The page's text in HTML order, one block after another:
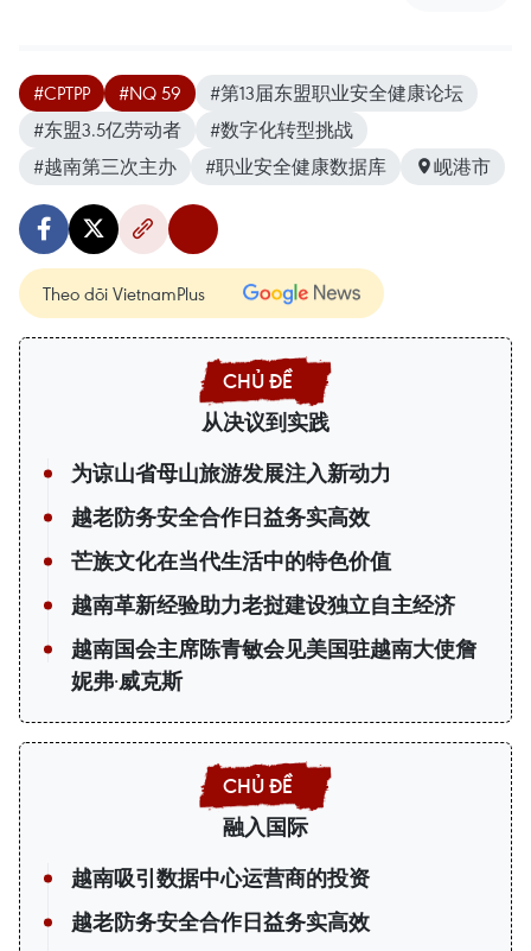
#CPTPP #NQ 59
#第13届东盟职业安全健康论坛
#东盟3.5亿劳动者
#数字化转型挑战
#越南第三次主办
#职业安全健康数据库 岘港市
Theo dõi VietnamPlus
从决议到实践
为谅山省母山旅游发展注入新动力
越老防务安全合作日益务实高效
芒族文化在当代生活中的特色价值
越南革新经验助力老挝建设独立自主经济
越南国会主席陈青敏会见美国驻越南大使詹
妮弗·威克斯
融入国际
越南吸引数据中心运营商的投资
越老防务安全合作日益务实高效